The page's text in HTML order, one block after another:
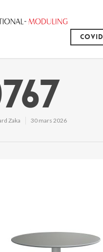
Covid
Zaka 30 mars 2026